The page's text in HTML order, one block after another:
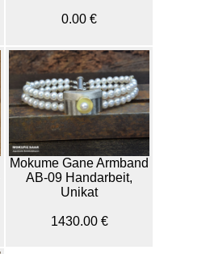
0.00 €
Mokume Gane Armband
AB-09 Handarbeit,
Unikat
1430.00 €